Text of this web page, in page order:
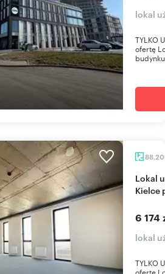
lokal
TYLKO
ofertę
88,20
Lokal użytkowy 88 m² w prestiżowym budynku
Kielce
6 174
lokal
TYLKO
ofertę